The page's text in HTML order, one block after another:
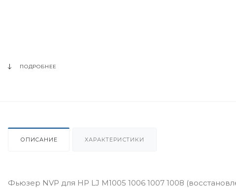
ПОДРОБНЕЕ
ОПИСАНИЕ ХАРАКТЕРИСТИКИ
Фьюзер NVP для HP LJ M1005 1006 1007 1008